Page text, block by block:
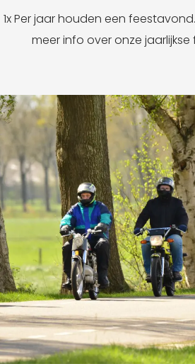
1x Per jaar houden een
meer info over onze